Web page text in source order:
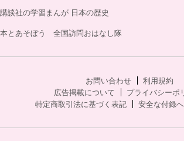
講談社の学習まんが 日本の歴史
本とあそぼう 全国訪問おはなし隊
お問い合わせ
利用規約
広告掲載について
プライバシーポ
特定商取引法に基づく表記
安全な付録